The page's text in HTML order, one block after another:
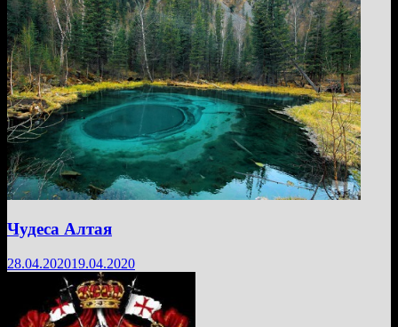
Чудеса Алтая
28.04.202019.04.2020